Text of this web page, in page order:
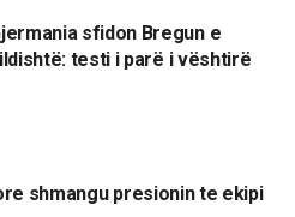
sfidon Bregun e
testi i parë i vështirë
shmangu presionin te ekipi